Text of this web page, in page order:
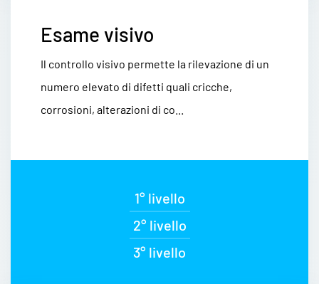
Esame visivo
Il controllo visivo permette la rilevazione di un
numero elevato di difetti quali cricche,
corrosioni, alterazioni di co...
1° livello
2° livello
3° livello